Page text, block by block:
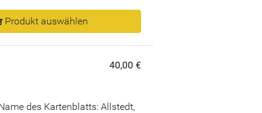
Produkt auswählen
40,00 €
des Kartenblatts: Allstedt,